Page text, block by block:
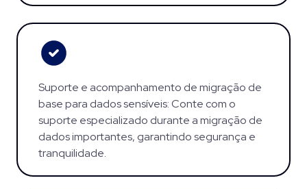
Suporte e acompanhamento de migração de
base para dados sensíveis: Conte com o
suporte especializado durante a migração de
dados importantes, garantindo segurança e
tranquilidade.